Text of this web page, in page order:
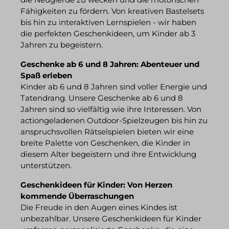
Fähigkeiten zu fördern. Von kreativen Bastelsets
bis hin zu interaktiven Lernspielen - wir haben
die perfekten Geschenkideen, um Kinder ab 3
Jahren zu begeistern.
Geschenke ab 6 und 8 Jahren: Abenteuer und
Spaß erleben
Kinder ab 6 und 8 Jahren sind voller Energie und
Tatendrang. Unsere Geschenke ab 6 und 8
Jahren sind so vielfältig wie ihre Interessen. Von
actiongeladenen Outdoor-Spielzeugen bis hin zu
anspruchsvollen Rätselspielen bieten wir eine
breite Palette von Geschenken, die Kinder in
diesem Alter begeistern und ihre Entwicklung
unterstützen.
Geschenkideen für Kinder: Von Herzen
kommende Überraschungen
Die Freude in den Augen eines Kindes ist
unbezahlbar. Unsere Geschenkideen für Kinder